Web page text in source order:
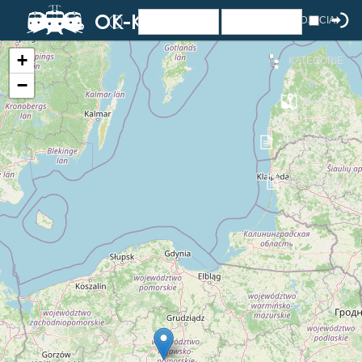
ZDJĘCIA
KATEGORIE
MAPA
UŻYTKOWNICY
REGULAMIN
+
−